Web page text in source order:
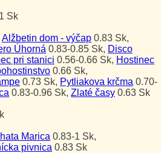
1 Sk
Alžbetin dom - výčap 0.83 Sk,
Úhorná 0.83-0.85 Sk, Disco
pri stanici 0.56-0.66 Sk, Hostinec
0.66 Sk,
0.73 Sk, Pytliakova krčma 0.70-
0.83-0.96 Sk, Zlaté časy 0.63 Sk
Marica 0.83-1 Sk,
pivnica 0.83 Sk